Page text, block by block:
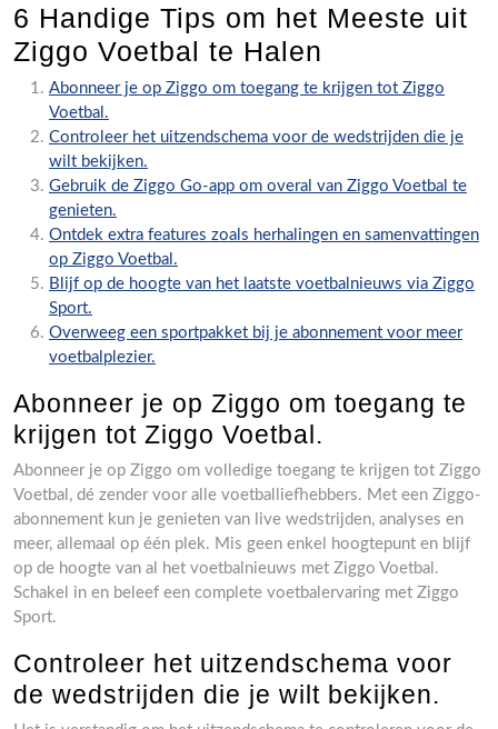
6 Handige Tips om het Meeste uit
Ziggo Voetbal te Halen
Abonneer je op Ziggo om toegang te krijgen tot Ziggo
Voetbal.
Controleer het uitzendschema voor de wedstrijden die je
wilt bekijken.
Gebruik de Ziggo Go-app om overal van Ziggo Voetbal te
genieten.
Ontdek extra features zoals herhalingen en samenvattingen
op Ziggo Voetbal.
Blijf op de hoogte van het laatste voetbalnieuws via Ziggo
Sport.
Overweeg een sportpakket bij je abonnement voor meer
voetbalplezier.
Abonneer je op Ziggo om toegang te
krijgen tot Ziggo Voetbal.
Abonneer je op Ziggo om volledige toegang te krijgen tot Ziggo
Voetbal, dé zender voor alle voetballiefhebbers. Met een Ziggo-
abonnement kun je genieten van live wedstrijden, analyses en
meer, allemaal op één plek. Mis geen enkel hoogtepunt en blijf
op de hoogte van al het voetbalnieuws met Ziggo Voetbal.
Schakel in en beleef een complete voetbalervaring met Ziggo
Sport.
Controleer het uitzendschema voor
de wedstrijden die je wilt bekijken.